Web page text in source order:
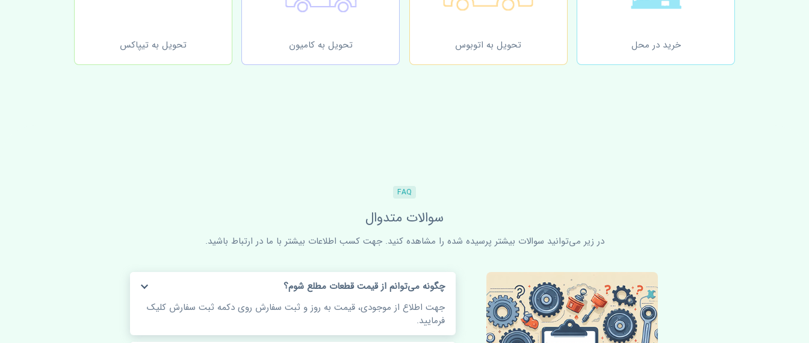
خرید در محل تحویل به اتوبوس تحویل به کامیون تحویل به تیپاکس
FAQ
سوالات متدوال
در زیر می‌توانید سوالات بیشتر پرسیده شده را مشاهده کنید. جهت کسب اطلاعات بیشتر با ما در ارتباط باشید.
چگونه می‌توانم از قیمت قطعات مطلع شوم؟
جهت اطلاع از موجودی، قیمت به روز و ثبت سفارش روی دکمه ثبت سفارش کلیک
فرمایید.